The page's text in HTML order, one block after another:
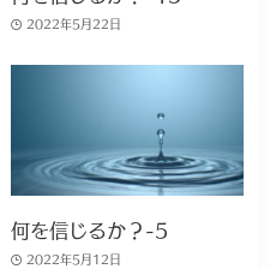
2022年5月22日
何を信じるか？-5
2022年5月12日